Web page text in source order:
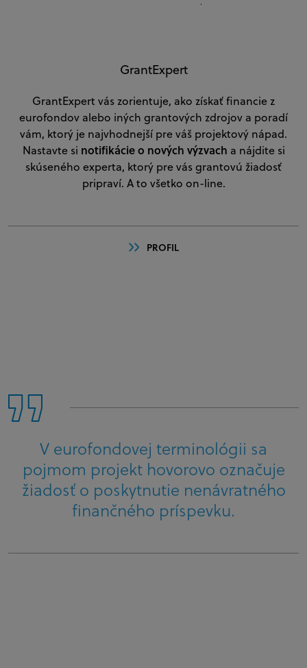
GrantExpert
GrantExpert vás zorientuje, ako získať financie z
eurofondov alebo iných grantových zdrojov a poradí
vám, ktorý je najvhodnejší pre váš projektový nápad.
Nastavte si notifikácie o nových výzvach a nájdite si
skúseného experta, ktorý pre vás grantovú žiadosť
pripraví. A to všetko on-line.
PROFIL
V eurofondovej terminológii sa
pojmom projekt hovorovo označuje
žiadosť o poskytnutie nenávratného
finančného príspevku.